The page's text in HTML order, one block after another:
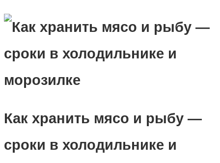
Как хранить мясо и рыбу —
сроки в холодильнике и